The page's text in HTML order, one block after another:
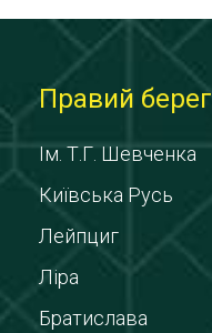
Правий берег
Ім. Т.Г. Шевченка
Київська Русь
Лейпциг
Ліра
Братислава